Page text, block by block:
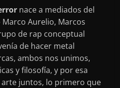
nace a mediados del
Aurelio, Marcos
de rap conceptual
de hacer metal
ambos nos unimos,
y filosofía, y por esa
juntos, lo primero que